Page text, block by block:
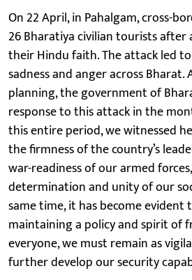
On 22 April, in Pahalgam, cross-
26 Bharatiya civilian tourists
their Hindu faith. The attack led
sadness and anger across
planning, the government of
response to this attack in the
this entire period, we witnessed
the firmness of the country’s
war-readiness of our armed
determination and unity of our
same time, it has become evident
maintaining a policy and spirit of
everyone, we must remain as
further develop our security